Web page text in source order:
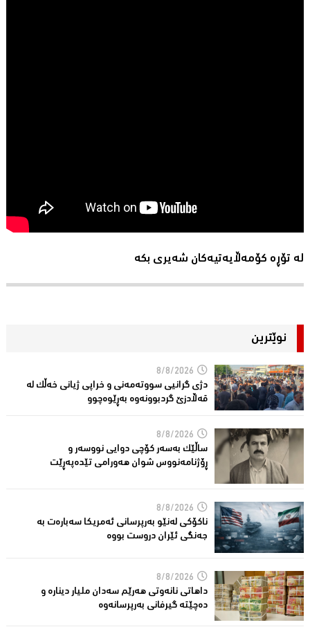
لە تۆڕە کۆمەڵایەتیەکان شەیری بکە
نوێترین
8/8/2026
دژی گرانیی سووتەمەنی و خراپی ژیانی خەڵك لە
قەڵادزێ‌ گردبوونەوە بەڕێوەچوو
8/8/2026
ساڵێك بەسەر كۆچی دوایی نووسەر و
ڕۆژنامەنووس شوان هەورامی تێدەپەڕێت
8/8/2026
ناكۆكی لەنێو بەرپرسانى ئەمریكا سەبارەت بە
جەنگی ئێران دروست بووە
8/8/2026
داهاتی نانەوتی هەرێم سەدان ملیار دینارە و
دەچێتە گیرفانی بەرپرسانەوە